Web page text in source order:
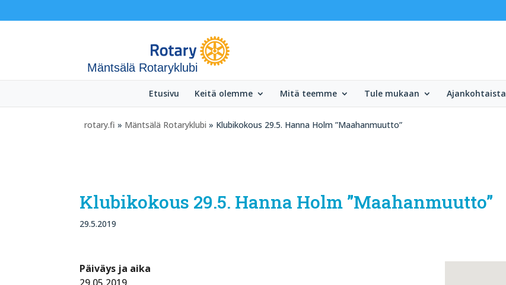
Mäntsälä Rotaryklubi
Etusivu Keitä olemme Mitä teemme Tule mukaan Ajankohtaista
rotary.fi » Mäntsälä Rotaryklubi » Klubikokous 29.5. Hanna Holm ”Maahanmuutto”
Klubikokous 29.5. Hanna Holm ”Maahanmuutto”
29.5.2019
Päiväys ja aika